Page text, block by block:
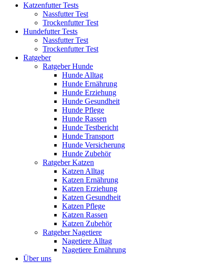
Katzenfutter Tests
Nassfutter Test
Trockenfutter Test
Hundefutter Tests
Nassfutter Test
Trockenfutter Test
Ratgeber
Ratgeber Hunde
Hunde Alltag
Hunde Ernährung
Hunde Erziehung
Hunde Gesundheit
Hunde Pflege
Hunde Rassen
Hunde Testbericht
Hunde Transport
Hunde Versicherung
Hunde Zubehör
Ratgeber Katzen
Katzen Alltag
Katzen Ernährung
Katzen Erziehung
Katzen Gesundheit
Katzen Pflege
Katzen Rassen
Katzen Zubehör
Ratgeber Nagetiere
Nagetiere Alltag
Nagetiere Ernährung
Über uns